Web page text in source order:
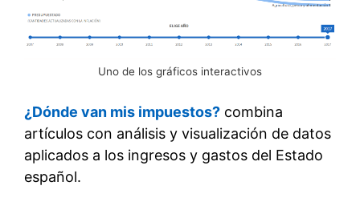
Uno de los gráficos interactivos
¿Dónde van mis impuestos? combina
artículos con análisis y visualización de datos
aplicados a los ingresos y gastos del Estado
español.